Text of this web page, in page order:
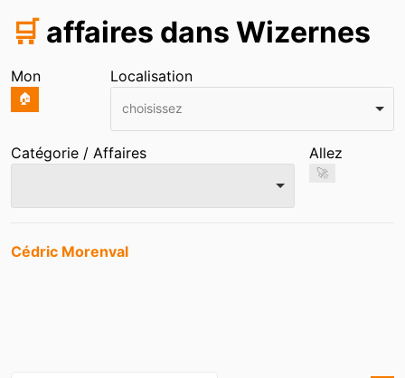
🛒 affaires dans Wizernes
Mon
🏠
Localisation
choisissez
Catégorie / Affaires Allez
🚀
Entrées
Cédric Morenval